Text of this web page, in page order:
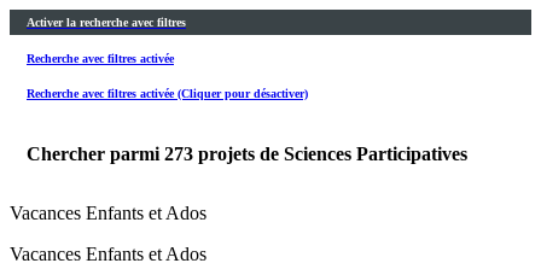
Activer la recherche avec filtres
Recherche avec filtres activée
Recherche avec filtres activée (Cliquer pour désactiver)
Chercher parmi 273 projets de Sciences Participatives
Vacances Enfants et Ados
Vacances Enfants et Ados